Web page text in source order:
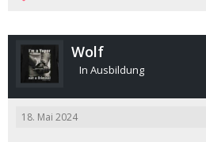
Wolf
In Ausbildung
18. Mai 2024